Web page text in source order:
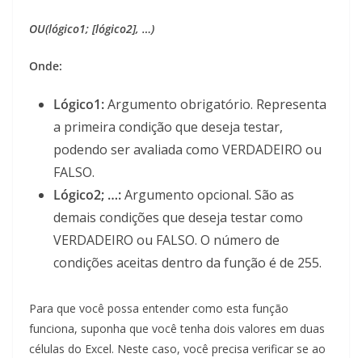
OU(lógico1; [lógico2], …)
Onde:
Lógico1:Argumento obrigatório. Representa
a primeira condição que deseja testar,
podendo ser avaliada como VERDADEIRO ou
FALSO.
Lógico2; …:Argumento opcional. São as
demais condições que deseja testar como
VERDADEIRO ou FALSO. O número de
condições aceitas dentro da função é de 255.
Para que você possa entender como esta função
funciona, suponha que você tenha dois valores em duas
células do Excel. Neste caso, você precisa verificar se ao